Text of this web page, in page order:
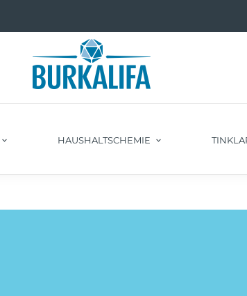
HAUSHALTSCHEMIE